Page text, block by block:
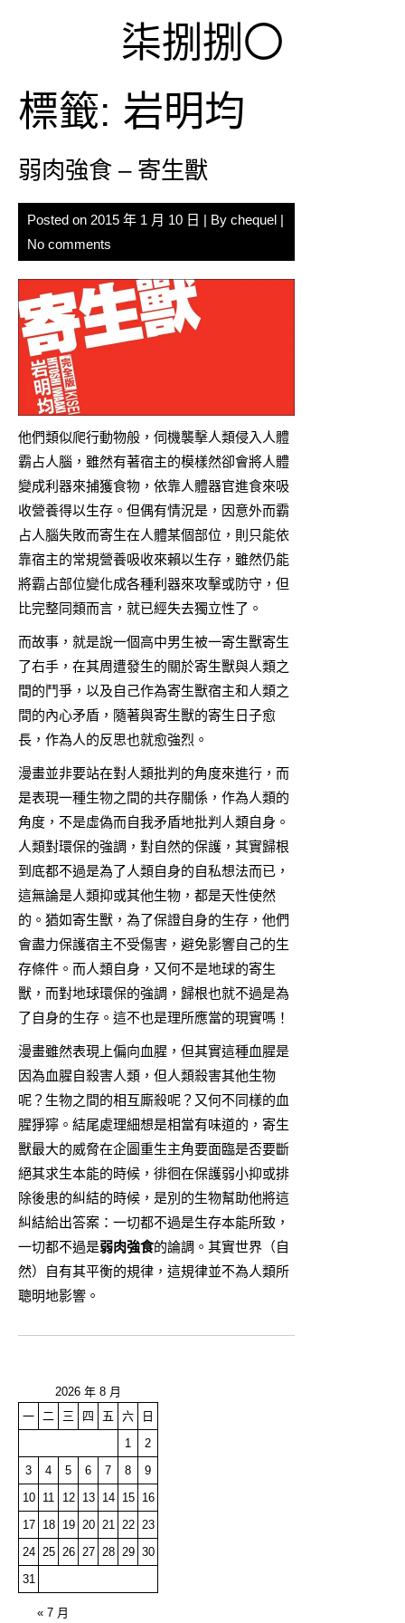
柒捌捌〇
標籤: 岩明均
弱肉強食 – 寄生獸
Posted on 2015 年 1 月 10 日 | By chequel |
No comments
他們類似爬行動物般，伺機襲擊人類侵入人體
霸占人腦，雖然有著宿主的模樣然卻會將人體
變成利器來捕獲食物，依靠人體器官進食來吸
收營養得以生存。但偶有情況是，因意外而霸
占人腦失敗而寄生在人體某個部位，則只能依
靠宿主的常規營養吸收來賴以生存，雖然仍能
將霸占部位變化成各種利器來攻擊或防守，但
比完整同類而言，就已經失去獨立性了。
而故事，就是說一個高中男生被一寄生獸寄生
了右手，在其周遭發生的關於寄生獸與人類之
間的鬥爭，以及自己作為寄生獸宿主和人類之
間的內心矛盾，隨著與寄生獸的寄生日子愈
長，作為人的反思也就愈強烈。
漫畫並非要站在對人類批判的角度來進行，而
是表現一種生物之間的共存關係，作為人類的
角度，不是虛偽而自我矛盾地批判人類自身。
人類對環保的強調，對自然的保護，其實歸根
到底都不過是為了人類自身的自私想法而已，
這無論是人類抑或其他生物，都是天性使然
的。猶如寄生獸，為了保證自身的生存，他們
會盡力保護宿主不受傷害，避免影響自己的生
存條件。而人類自身，又何不是地球的寄生
獸，而對地球環保的強調，歸根也就不過是為
了自身的生存。這不也是理所應當的現實嗎！
漫畫雖然表現上偏向血腥，但其實這種血腥是
因為血腥自殺害人類，但人類殺害其他生物
呢？生物之間的相互廝殺呢？又何不同樣的血
腥猙獰。結尾處理細想是相當有味道的，寄生
獸最大的威脅在企圖重生主角要面臨是否要斷
絕其求生本能的時候，徘徊在保護弱小抑或排
除後患的糾結的時候，是別的生物幫助他將這
糾結給出答案：一切都不過是生存本能所致，
一切都不過是弱肉強食的論調。其實世界（自
然）自有其平衡的規律，這規律並不為人類所
聰明地影響。
2026 年 8 月
一
二 三 四 五 六
日
1
2
3
4 5 6 7 8
9
10
11 12 13 14 15
16
17
18 19 20 21 22
23
24
25 26 27 28 29 30
31
« 7 月